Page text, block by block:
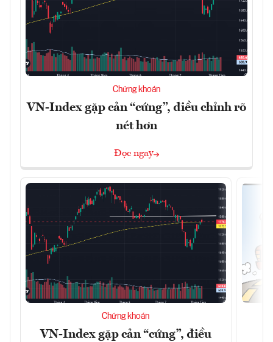
Chứng khoán
VN-Index gặp cản “cứng”, điều chỉnh rõ
nét hơn
Đọc ngay
Chứng khoán
VN-Index gặp cản “cứng”, điều